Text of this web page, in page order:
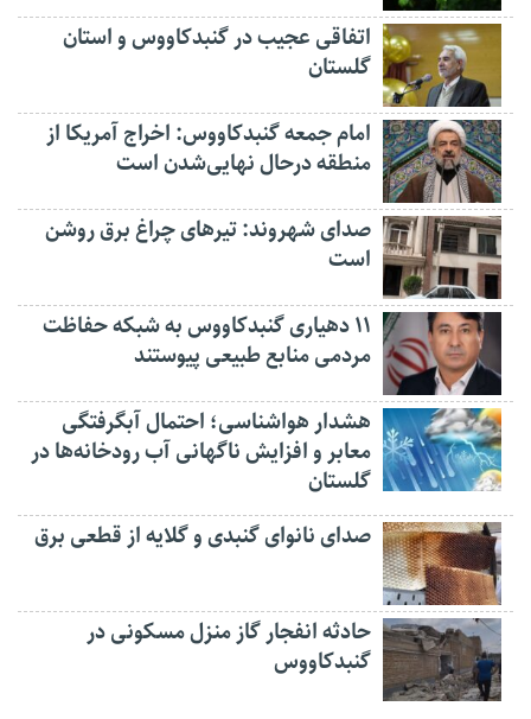
اتفاقی عجیب در‌ گنبدکاووس و استان
گلستان
امام جمعه گنبدکاووس: اخراج آمریکا از
منطقه درحال نهایی‌شدن است
صدای شهروند: تیرهای چراغ برق روشن
است
۱۱ دهیاری گنبدکاووس به شبکه حفاظت
مردمی منابع طبیعی پیوستند
هشدار هواشناسی؛ احتمال آبگرفتگی
معابر و افزایش ناگهانی آب رودخانه‌ها در
گلستان
صدای نانوای گنبدی و گلایه از قطعی برق
حادثه انفجار گاز منزل مسکونی در
گنبدکاووس